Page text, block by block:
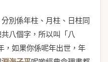
別係年柱、月柱、日柱同
共八個字，所以叫「八
，如果你係呢年出世，年